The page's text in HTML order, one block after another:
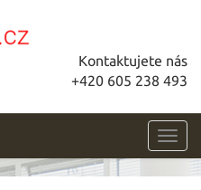
Kontaktujete nás
+420 605 238 493